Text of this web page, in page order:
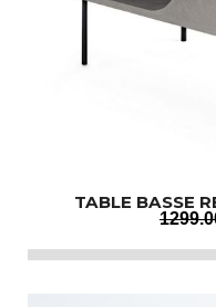
TABLE BASSE
1299